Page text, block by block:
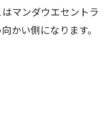
マンダウエセントラ
かい側になります。